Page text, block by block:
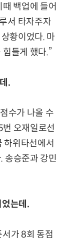
백업에 들어
서 타자주자
황이었다. 마
들게 했다.”
.
수가 나올 수
오재일로선
하위타선에서
송승준과 강민
는데.
가 8회 동점